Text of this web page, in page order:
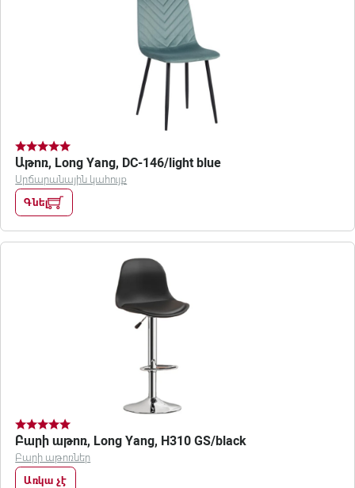
Աթոռ, Long Yang, DC-146/light blue
Սրճարանային կահույք
Գնել
Բարի աթոռ, Long Yang, H310 GS/black
Բարի աթոռներ
Առկա չէ